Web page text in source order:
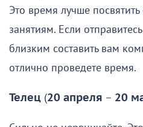
Это время лучше
занятиям. Если
близким составить вам
отлично проведете время.
Телец (20 апреля – 20